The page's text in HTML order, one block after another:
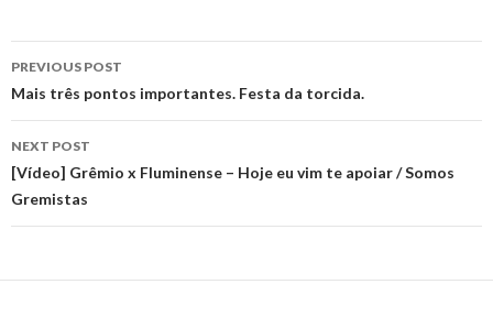
Post
navigation
PREVIOUS POST
Mais três pontos importantes. Festa da torcida.
NEXT POST
[Vídeo] Grêmio x Fluminense – Hoje eu vim te apoiar / Somos
Gremistas